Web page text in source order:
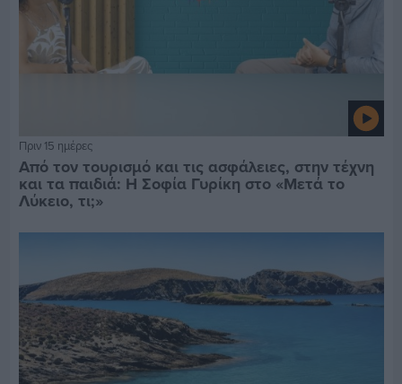
Πριν 15 ημέρες
Από τον τουρισμό και τις ασφάλειες, στην τέχνη
και τα παιδιά: Η Σοφία Γυρίκη στο «Μετά το
Λύκειο, τι;»